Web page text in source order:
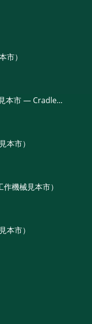
市）
本市 — Cradle...
本市）
機械見本市）
本市）